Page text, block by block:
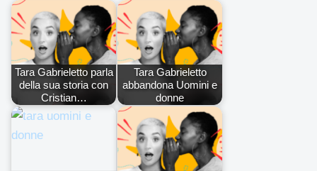
Tara Gabrieletto parla
della sua storia con
Cristian…
Tara Gabrieletto
abbandona Uomini e
donne